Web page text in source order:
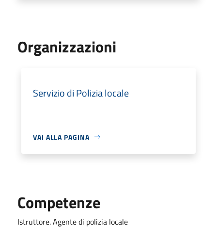
Organizzazioni
Servizio di Polizia locale
VAI ALLA PAGINA
Competenze
Istruttore. Agente di polizia locale